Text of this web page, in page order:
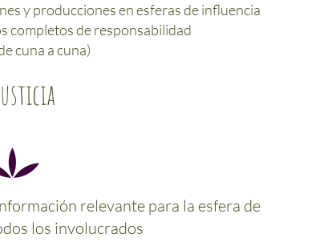
y producciones en esferas de influencia
completos de responsabilidad
cuna a cuna)
relevante para la esfera de
los involucrados